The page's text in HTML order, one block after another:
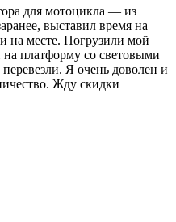
для мотоцикла — из
выставил время на
на месте. Погрузили мой
платформу со световыми
Я очень доволен и
Жду скидки